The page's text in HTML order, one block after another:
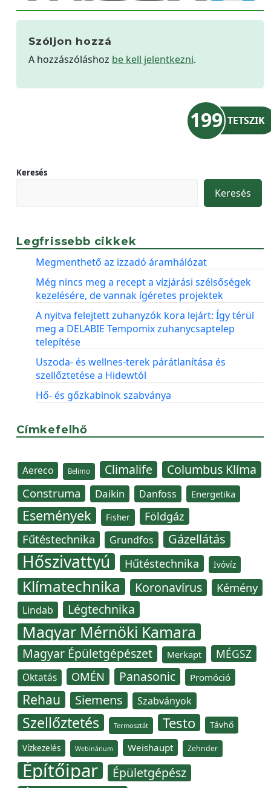
Szóljon hozzá
A hozzászóláshoz be kell jelentkezni.
199 TETSZIK
Keresés
Keresés
Legfrissebb cikkek
Megmenthető az izzadó áramhálózat
Még nincs meg a recept a vízjárási szélsőségek
kezelésére, de vannak ígéretes projektek
A nyitva felejtett zuhanyzók kora lejárt: Így térül
meg a DELABIE Tempomix zuhanycsaptelep
telepítése
Uszoda- és wellnes-terek párátlanítása és
szellőztetése a Hidewtól
Hő- és gőzkabinok szabványa
Címkefelhő
Aereco Belimo Climalife Columbus Klíma
Construma Daikin Danfoss Energetika
Események Fisher Földgáz
Fűtéstechnika Grundfos Gázellátás
Hőszivattyú Hűtéstechnika Ivóvíz
Klímatechnika Koronavírus Kémény
Lindab Légtechnika
Magyar Mérnöki Kamara
Magyar Épületgépészet Merkapt MÉGSZ
Oktatás OMÉN Panasonic Promóció
Rehau Siemens Szabványok
Szellőztetés Termosztát Testo Távhő
Vízkezelés Webinárium Weishaupt Zehnder
Építőipar Épületgépész